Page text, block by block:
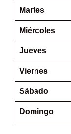
Martes
Miércoles
Jueves
Viernes
Sábado
Domingo